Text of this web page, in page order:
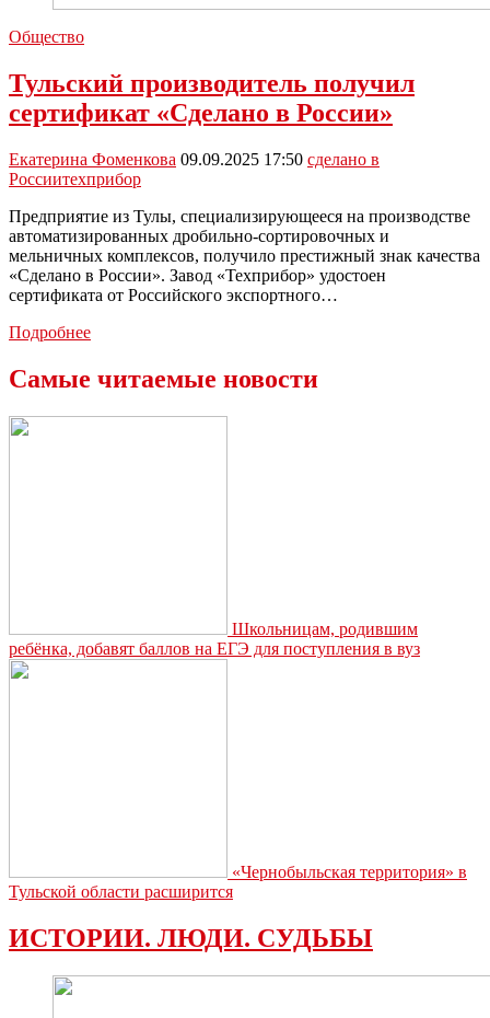
Общество
Тульский производитель получил
сертификат «Сделано в России»
Екатерина Фоменкова 09.09.2025 17:50 сделано в
Россиитехприбор
Предприятие из Тулы, специализирующееся на производстве
автоматизированных дробильно-сортировочных и
мельничных комплексов, получило престижный знак качества
«Сделано в России». Завод «Техприбор» удостоен
сертификата от Российского экспортного…
ПодробнееТульский
сертификат
Самые читаемые новости
Школьницам, родившим
ребёнка, добавят баллов на ЕГЭ для поступления в вуз
«Чернобыльская территория» в
Тульской области расширится
ИСТОРИИ. ЛЮДИ. СУДЬБЫ